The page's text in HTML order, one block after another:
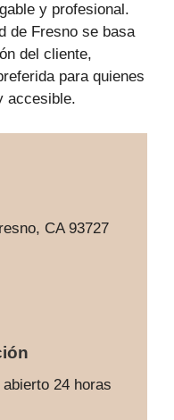
y profesional.
de Fresno se basa
del cliente,
para quienes
accesible.
CA 93727
24 horas